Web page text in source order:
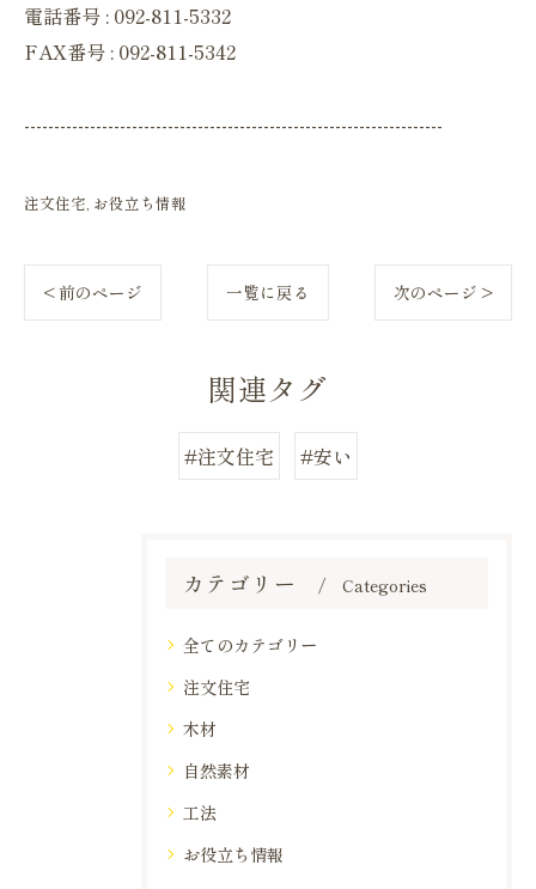
電話番号 : 092-811-5332
FAX番号 : 092-811-5342
----------------------------------------------------------------------
注文住宅 お役立ち情報
< 前のページ 一覧に戻る 次のページ >
関連タグ
#注文住宅 #安い
カテゴリー Categories
全てのカテゴリー
注文住宅
木材
自然素材
工法
お役立ち情報